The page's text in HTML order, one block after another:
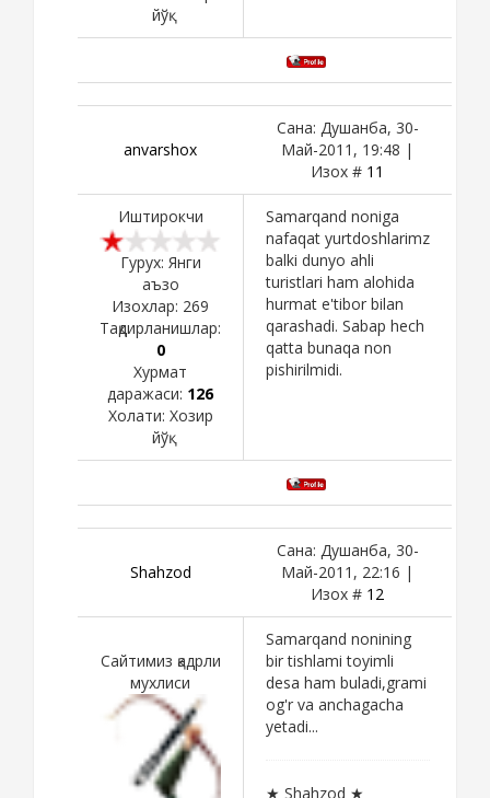
йўқ
anvarshox
Сана: Душанба, 30-
Май-2011, 19:48 |
Изох # 11
Иштирокчи
Гурух: Янги
аъзо
Изохлар: 269
Тақдирланишлар:
0
Хурмат
даражаси: 126
Холати: Хозир
йўқ
Samarqand noniga
nafaqat yurtdoshlarimz
balki dunyo ahli
turistlari ham alohida
hurmat e'tibor bilan
qarashadi. Sabap hech
qatta bunaqa non
pishirilmidi.
Shahzod
Сана: Душанба, 30-
Май-2011, 22:16 |
Изох # 12
Сайтимиз қадрли
мухлиси
Samarqand nonining
bir tishlami toyimli
desa ham buladi,grami
og'r va anchagacha
yetadi...
★ Shahzod ★